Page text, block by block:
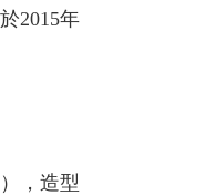
2015年
，造型